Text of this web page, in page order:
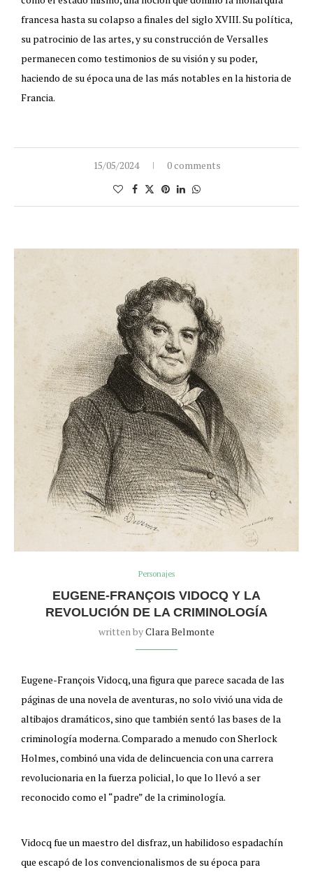
francesa hasta su colapso a finales del siglo XVIII. Su política,
su patrocinio de las artes, y su construcción de Versalles
permanecen como testimonios de su visión y su poder,
haciendo de su época una de las más notables en la historia de
Francia.
15/05/2024 0 comments
Personajes
EUGENE-FRANÇOIS VIDOCQ Y LA
REVOLUCIÓN DE LA CRIMINOLOGÍA
written byClara Belmonte
Eugene-François Vidocq, una figura que parece sacada de las
páginas de una novela de aventuras, no solo vivió una vida de
altibajos dramáticos, sino que también sentó las bases de la
criminología moderna. Comparado a menudo con Sherlock
Holmes, combinó una vida de delincuencia con una carrera
revolucionaria en la fuerza policial, lo que lo llevó a ser
reconocido como el “padre” de la criminología.
Vidocq fue un maestro del disfraz, un habilidoso espadachín
que escapó de los convencionalismos de su época para